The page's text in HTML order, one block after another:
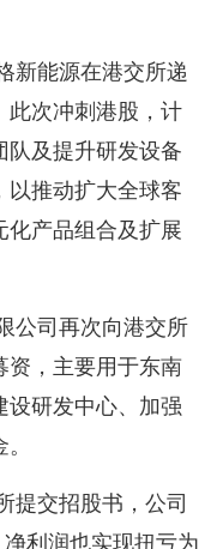
新能源在港交所递
此次冲刺港股，计
队及提升研发设备
以推动扩大全球客
化产品组合及扩展
公司再次向港交所
资，主要用于东南
设研发中心、加强
提交招股书，公司
净利润也实现扭亏为